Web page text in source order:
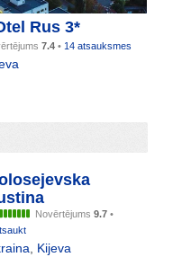
Rus 3*
7.4 • 14 atsauksmes
Novērtējums 9.7•
Kijeva